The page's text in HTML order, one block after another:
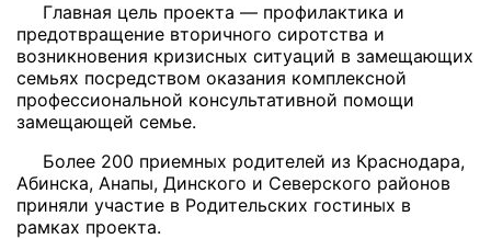
Главная цель проекта — профилактика и
предотвращение вторичного сиротства и
возникновения кризисных ситуаций в замещающих
семьях посредством оказания комплексной
профессиональной консультативной помощи
замещающей семье.
Более 200 приемных родителей из Краснодара,
Абинска, Анапы, Динского и Северского районов
приняли участие в Родительских гостиных в
рамках проекта.